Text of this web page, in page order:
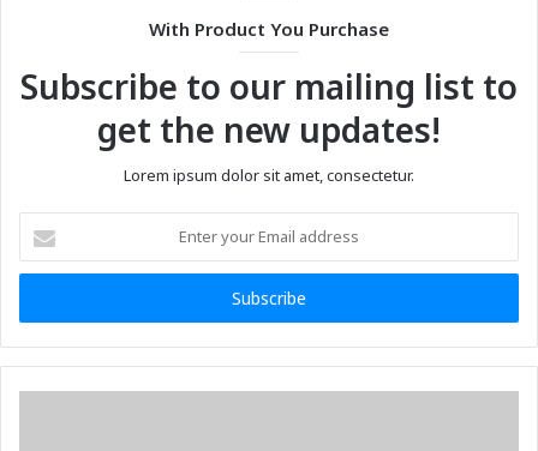
With Product You Purchase
Subscribe to our mailing list to
get the new updates!
Lorem ipsum dolor sit amet, consectetur.
your
Email